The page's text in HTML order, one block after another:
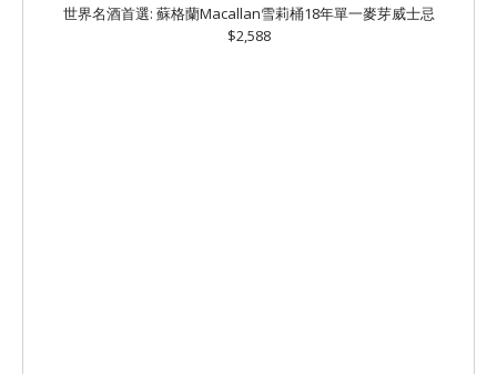
世界名酒首選: 蘇格蘭Macallan雪莉桶18年單一麥芽威士忌
$2,588